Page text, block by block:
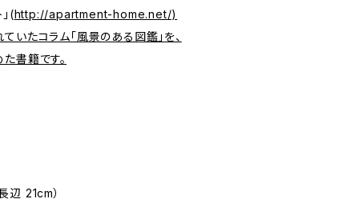
(http://apartment-home.net/)
いたコラム「風景のある図鑑」を、
書籍です。
21cm）